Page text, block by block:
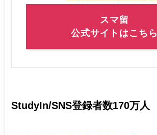
スマ留
公式サイトはこちら
StudyIn/SNS登録者数170万人